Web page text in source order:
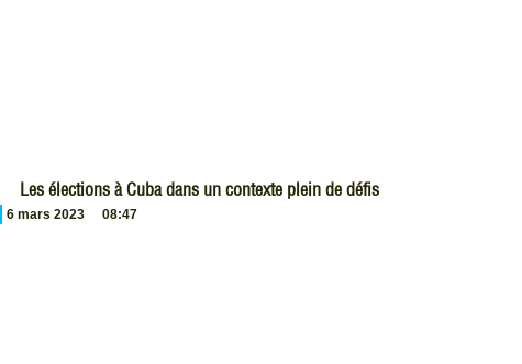
Les élections à Cuba dans un contexte plein de défis
6 mars 2023 08:47